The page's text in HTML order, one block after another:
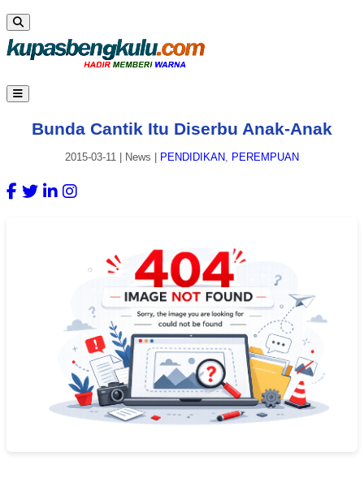
Bunda Cantik Itu Diserbu Anak-Anak
2015-03-11 News PENDIDIKAN, PEREMPUAN